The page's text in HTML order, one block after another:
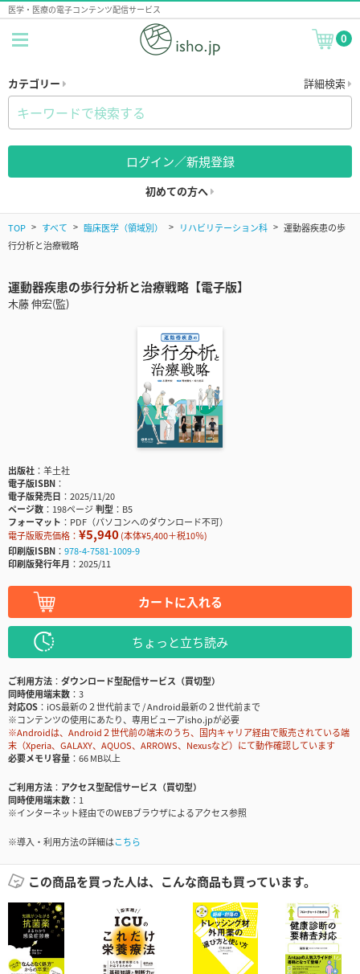
医学・医療の電子コンテンツ配信サービス
0
カテゴリー 詳細検索
ログイン／新規登録
初めての方へ
TOP すべて 臨床医学（領域別） リハビリテーション科
運動器疾患の歩
行分析と治療戦略
運動器疾患の歩行分析と治療戦略【電子版】
木藤 伸宏(監)
出版社
羊土社
電子版ISBN
電子版発売日
2025/11/20
ページ数
198ページ判型
B5
フォーマット
PDF（パソコンへのダウンロード不可）
電子版販売価格： ¥5,940(本体¥5,400＋税10％)
印刷版ISBN
978-4-7581-1009-9
印刷版発行年月
2025/11
カートに入れる
ちょっと立ち読み
ご利用方法
ダウンロード型配信サービス（買切型）
同時使用端末数
3
対応OS
iOS最新の２世代前まで / Android最新の２世代前まで
※コンテンツの使用にあたり、専用ビューアisho.jpが必要
※Androidは、Android２世代前の端末のうち、国内キャリア経由で販売されている端
末（Xperia、GALAXY、AQUOS、ARROWS、Nexusなど）にて動作確認しています
必要メモリ容量
66 MB以上
ご利用方法
アクセス型配信サービス（買切型）
同時使用端末数
1
※インターネット経由でのWEBブラウザによるアクセス参照
※導入・利用方法の詳細はこちら
この商品を買った人は、こんな商品も買っています。